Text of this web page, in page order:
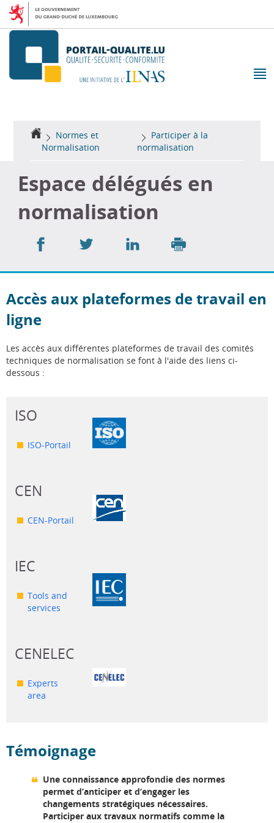
Aller
la
Aller
contenu
Accueil
Normes et
Normalisation
Participer à la
normalisation
Espace délégués en
normalisation
Partager
Partager
Partager
Accès aux plateformes de travail en
ligne
Les accès aux différentes plateformes de travail des comités
techniques de normalisation se font à l'aide des liens ci-
dessous :
ISO
ISO-Portail
CEN
CEN-Portail
IEC
Tools and
services
CENELEC
Experts
area
Témoignage
Une connaissance approfondie des normes
permet d’anticiper et d’engager les
changements stratégiques nécessaires.
Participer aux travaux normatifs comme la